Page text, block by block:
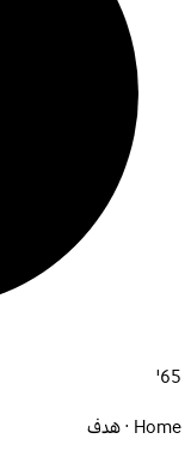
65'
Home · هدف